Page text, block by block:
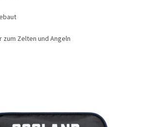
Zelten und Angeln